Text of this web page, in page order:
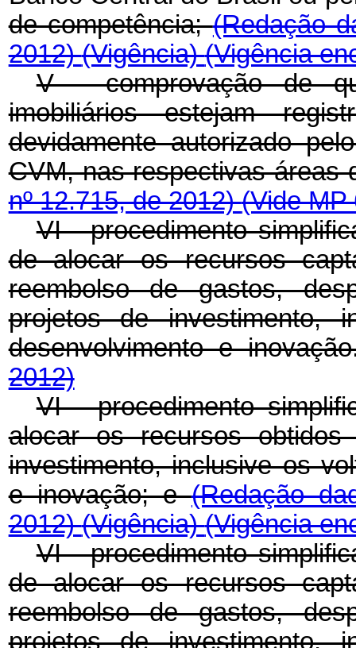
de competência;(Redação
2012)(Vigência)(Vigência
V - comprovação de
imobiliários estejam
devidamente autorizado
CVM, nas respectivas áreas
nº 12.715, de 2012)(Vide MP
VI - procedimento
de alocar os recursos
reembolso de gastos,
projetos de investimento,
desenvolvimento e
2012)
VI - procedimento
alocar os recursos
investimento, inclusive os
e inovação; e(Redação
2012)(Vigência)(Vigência
VI - procedimento
de alocar os recursos
reembolso de gastos,
projetos de investimento,